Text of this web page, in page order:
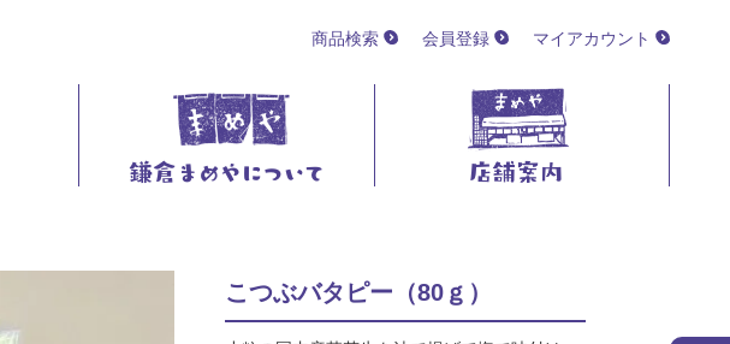
商品検索 会員登録 マイアカウント
こつぶバタピー（80ｇ）